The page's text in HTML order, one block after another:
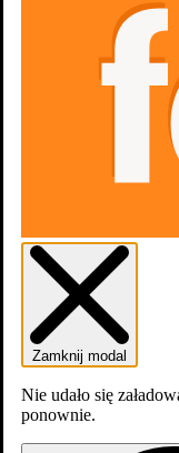
dodajsezon
Zamknij modal
Nie udało się
ponownie.